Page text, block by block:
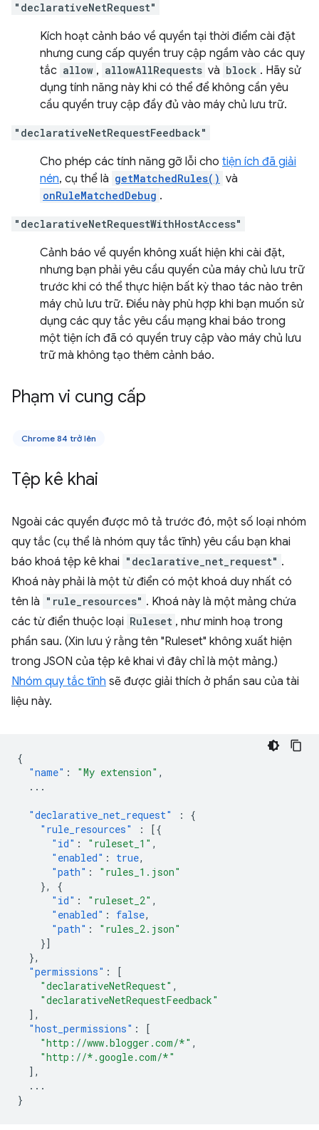
"declarativeNetRequest"
Kích hoạt cảnh báo về quyền tại thời điểm cài đặt
nhưng cung cấp quyền truy cập ngầm vào các quy
tắc allow , allowAllRequests và block . Hãy sử
dụng tính năng này khi có thể để không cần yêu
cầu quyền truy cập đầy đủ vào máy chủ lưu trữ.
"declarativeNetRequestFeedback"
Cho phép các tính năng gỡ lỗi cho tiện ích đã giải
nén, cụ thể là getMatchedRules() và
onRuleMatchedDebug .
"declarativeNetRequestWithHostAccess"
Cảnh báo về quyền không xuất hiện khi cài đặt,
nhưng bạn phải yêu cầu quyền của máy chủ lưu trữ
trước khi có thể thực hiện bất kỳ thao tác nào trên
máy chủ lưu trữ. Điều này phù hợp khi bạn muốn sử
dụng các quy tắc yêu cầu mạng khai báo trong
một tiện ích đã có quyền truy cập vào máy chủ lưu
trữ mà không tạo thêm cảnh báo.
Phạm vi cung cấp
Chrome 84 trở lên
Tệp kê khai
Ngoài các quyền được mô tả trước đó, một số loại nhóm
quy tắc (cụ thể là nhóm quy tắc tĩnh) yêu cầu bạn khai
báo khoá tệp kê khai "declarative_net_request" .
Khoá này phải là một từ điển có một khoá duy nhất có
tên là "rule_resources" . Khoá này là một mảng chứa
các từ điển thuộc loại Ruleset , như minh hoạ trong
phần sau. (Xin lưu ý rằng tên "Ruleset" không xuất hiện
trong JSON của tệp kê khai vì đây chỉ là một mảng.)
Nhóm quy tắc tĩnh sẽ được giải thích ở phần sau của tài
liệu này.
{
"name" : "My extension" ,
...
"declarative_net_request" :
{
"rule_resources"
:
[{
"id" : "ruleset_1" ,
"enabled" : true,
"path" :
"rules_1.json"
},
{
"id" : "ruleset_2" ,
"enabled" : false,
"path" :
"rules_2.json"
}]
},
"permissions" :
[
"declarativeNetRequest" ,
"declarativeNetRequestFeedback"
],
"host_permissions" :
[
"http://www.blogger.com/*" ,
"http://*.google.com/*"
],
...
}